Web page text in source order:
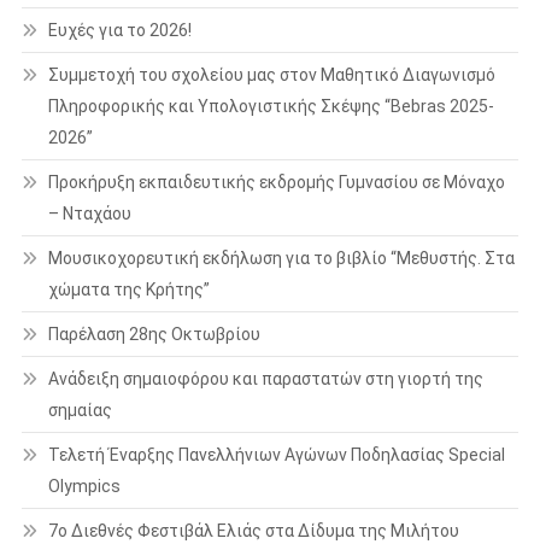
Ευχές για το 2026!
Συμμετοχή του σχολείου μας στον Μαθητικό Διαγωνισμό
Πληροφορικής και Υπολογιστικής Σκέψης “Bebras 2025-
2026”
Προκήρυξη εκπαιδευτικής εκδρομής Γυμνασίου σε Μόναχο
– Νταχάου
Μουσικοχορευτική εκδήλωση για το βιβλίο “Μεθυστής. Στα
χώματα της Κρήτης”
Παρέλαση 28ης Οκτωβρίου
Ανάδειξη σημαιοφόρου και παραστατών στη γιορτή της
σημαίας
Τελετή Έναρξης Πανελλήνιων Αγώνων Ποδηλασίας Special
Olympics
7ο Διεθνές Φεστιβάλ Ελιάς στα Δίδυμα της Μιλήτου